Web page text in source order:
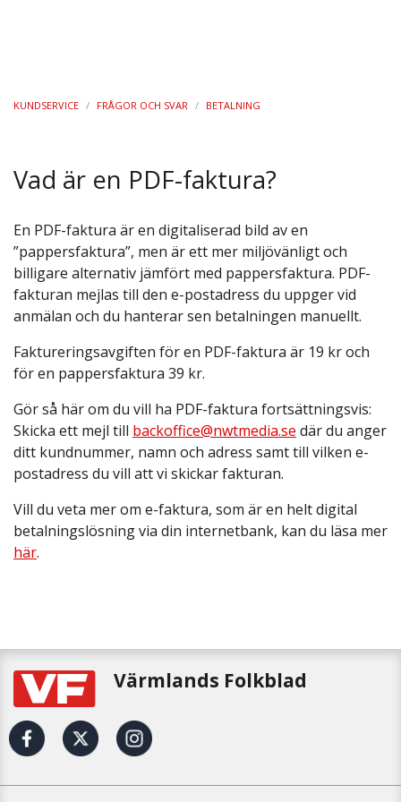
KUNDSERVICE / FRÅGOR OCH SVAR / BETALNING
Vad är en PDF-faktura?
En PDF-faktura är en digitaliserad bild av en
”pappersfaktura”, men är ett mer miljövänligt och
billigare alternativ jämfört med pappersfaktura. PDF-
fakturan mejlas till den e-postadress du uppger vid
anmälan och du hanterar sen betalningen manuellt.
Faktureringsavgiften för en PDF-faktura är 19 kr och
för en pappersfaktura 39 kr.
Gör så här om du vill ha PDF-faktura fortsättningsvis:
Skicka ett mejl till backoffice@nwtmedia.se där du anger
ditt kundnummer, namn och adress samt till vilken e-
postadress du vill att vi skickar fakturan.
Vill du veta mer om e-faktura, som är en helt digital
betalningslösning via din internetbank, kan du läsa mer
här.
Värmlands Folkblad